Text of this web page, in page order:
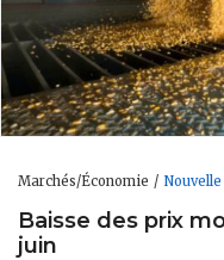
Marchés/Économie Nouvelle
Baisse des prix
juin